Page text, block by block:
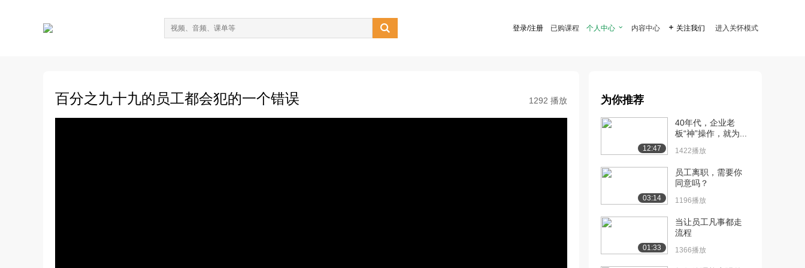
 登录/注册 已购课程 个人中心  内容中心  关注我们 进入关怀模式
百分之九十九的员工都会犯的一个错误 1292 播放 为你推荐
12:47
40年代，企业老
板“神”操作，就为...
1422播放
03:14
员工离职，需要你
同意吗？
1196播放
01:33
当让员工凡事都走
流程
1366播放